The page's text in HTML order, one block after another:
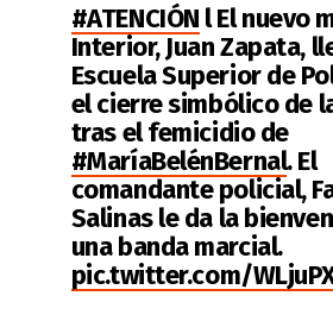
#ATENCIÓN l El nuevo
Interior, Juan Zapata,
Escuela Superior de
el cierre simbólico de
tras el femicidio de
#MaríaBelénBernal. El
comandante policial,
Salinas le da la
una banda marcial.
pic.twitter.com/